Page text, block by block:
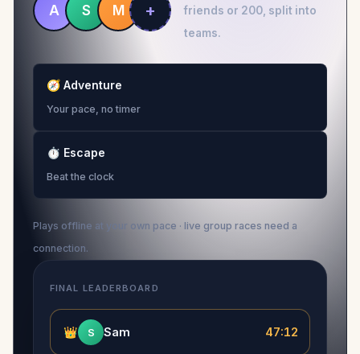
A S M +
friends or 200, split into
teams.
🧭 Adventure
Your pace, no timer
⏱ Escape
Beat the clock
Plays offline at your own pace · live group races need a
connection.
FINAL LEADERBOARD
👑 S Sam 47:12